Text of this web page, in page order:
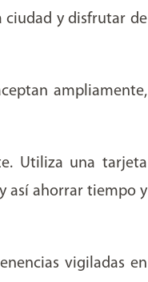
ciudad y disfrutar de
ampliamente,
Utiliza una tarjeta
así ahorrar tiempo y
vigiladas en